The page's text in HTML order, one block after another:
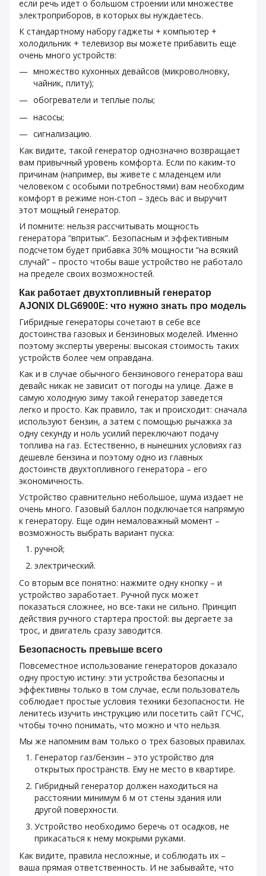
если речь идет о большом строении или множестве
электроприборов, в которых вы нуждаетесь.
К стандартному набору гаджеты + компьютер +
холодильник + телевизор вы можете прибавить еще
очень много устройств:
множество кухонных девайсов (микроволновку,
чайник, плиту);
обогреватели и теплые полы;
насосы;
сигнализацию.
Как видите, такой генератор однозначно возвращает
вам привычный уровень комфорта. Если по каким-то
причинам (например, вы живете с младенцем или
человеком с особыми потребностями) вам необходим
комфорт в режиме нон-стоп – здесь вас и выручит
этот мощный генератор.
И помните: нельзя рассчитывать мощность
генератора “впритык”. Безопасным и эффективным
подсчетом будет прибавка 30% мощности “на всякий
случай” – просто чтобы ваше устройство не работало
на пределе своих возможностей.
Как работает двухтопливный генератор
AJONIX DLG6900Е: что нужно знать про модель
Гибридные генераторы сочетают в себе все
достоинства газовых и бензиновых моделей. Именно
поэтому эксперты уверены: высокая стоимость таких
устройств более чем оправдана.
Как и в случае обычного бензинового генератора ваш
девайс никак не зависит от погоды на улице. Даже в
самую холодную зиму такой генератор заведется
легко и просто. Как правило, так и происходит: сначала
используют бензин, а затем с помощью рычажка за
одну секунду и ноль усилий переключают подачу
топлива на газ. Естественно, в нынешних условиях газ
дешевле бензина и поэтому одно из главных
достоинств двухтопливного генератора – его
экономичность.
Устройство сравнительно небольшое, шума издает не
очень много. Газовый баллон подключается напрямую
к генератору. Еще один немаловажный момент –
возможность выбрать вариант пуска:
ручной;
электрический.
Со вторым все понятно: нажмите одну кнопку – и
устройство заработает. Ручной пуск может
показаться сложнее, но все-таки не сильно. Принцип
действия ручного стартера простой: вы дергаете за
трос, и двигатель сразу заводится.
Безопасность превыше всего
Повсеместное использование генераторов доказало
одну простую истину: эти устройства безопасны и
эффективны только в том случае, если пользователь
соблюдает простые условия техники безопасности. Не
ленитесь изучить инструкцию или посетить сайт ГСЧС,
чтобы точно понимать, что можно и что нельзя.
Мы же напомним вам только о трех базовых правилах.
Генератор газ/бензин – это устройство для
открытых пространств. Ему не место в квартире.
Гибридный генератор должен находиться на
расстоянии минимум 6 м от стены здания или
другой поверхности.
Устройство необходимо беречь от осадков, не
прикасаться к нему мокрыми руками.
Как видите, правила несложные, и соблюдать их –
ваша прямая ответственность. И не забывайте, что